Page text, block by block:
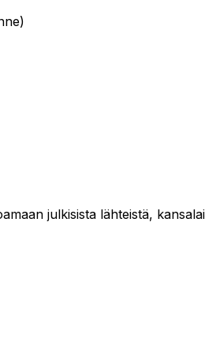
julkisista lähteistä,